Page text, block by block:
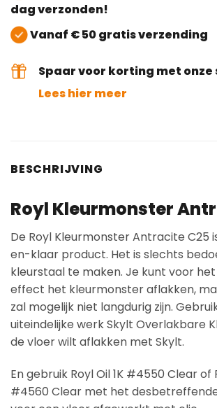
dag verzonden!
Vanaf € 50 gratis verzending
Spaar voor korting met
Lees hier meer
BESCHRIJVING
Royl Kleurmonster
De Royl Kleurmonster Antracite C25
en-klaar product. Het is slechts
kleurstaal te maken. Je kunt voor
effect het kleurmonster aflakken,
zal mogelijk niet langdurig zijn.
uiteindelijke werk Skylt Overlakbare
de vloer wilt aflakken met Skylt.
En gebruik Royl Oil 1K #4550 Clear of
#4560 Clear met het